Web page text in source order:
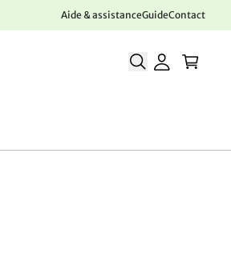
Aide & assistanceGuideContact